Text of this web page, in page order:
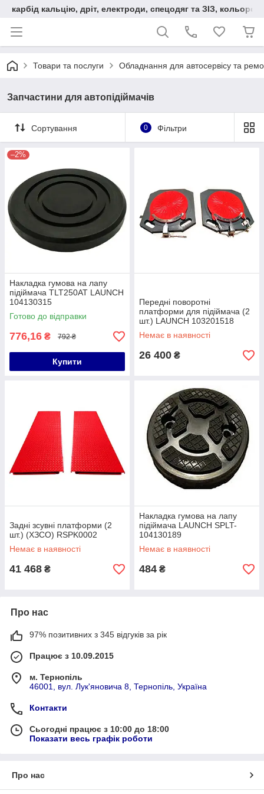
карбід кальцію, дріт, електроди, спецодяг та ЗІЗ,
Товари та послуги Обладнання для автосервісу та
Запчастини для автопідіймачів
Сортування 0 Фільтри
–2%
Накладка гумова на лапу
підіймача TLT250AT LAUNCH
104130315
Готово до відправки
776,16 ₴ 792 ₴
Купити
Передні поворотні
платформи для підіймача (2
шт.) LAUNCH 103201518
Немає в наявності
26 400 ₴
Задні зсувні платформи (2
шт.) (ХЗСО) RSPK0002
Немає в наявності
41 468 ₴
Накладка гумова на лапу
підіймача LAUNCH SPLT-
104130189
Немає в наявності
484 ₴
Про нас
97% позитивних з 345 відгуків за рік
Працює з 10.09.2015
м. Тернопіль
46001, вул. Лук'яновича 8, Тернопіль, Україна
Контакти
Сьогодні працює з 10:00 до 18:00
Показати весь графік роботи
Про нас